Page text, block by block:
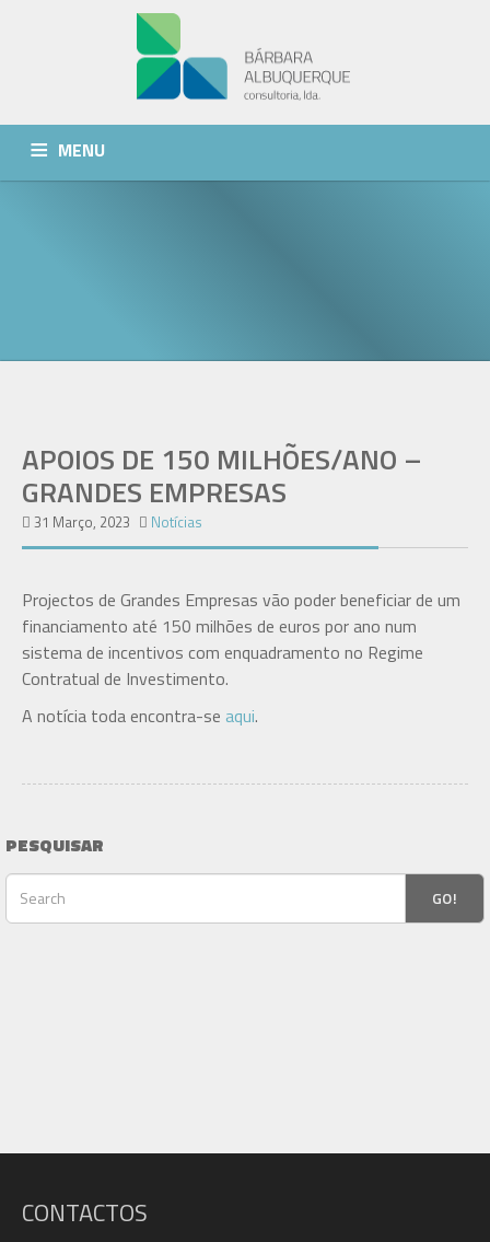
MENU
APOIOS DE 150 MILHÕES/ANO –
GRANDES EMPRESAS
31 Março, 2023 Notícias
Projectos de Grandes Empresas vão poder beneficiar de um
financiamento até 150 milhões de euros por ano num
sistema de incentivos com enquadramento no Regime
Contratual de Investimento.
A notícia toda encontra-se aqui.
PESQUISAR
GO!
CONTACTOS